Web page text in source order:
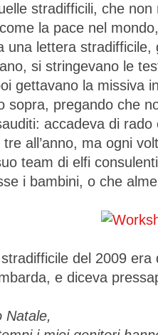
stradifficili, che
la pace nel
una lettera stradifficile,
si stringevano le
gettavano la missiva
sopra, pregando che
accadeva di
all’anno, ma ogni
team di elfi
i bambini, o che
del 2009
e diceva
Natale,